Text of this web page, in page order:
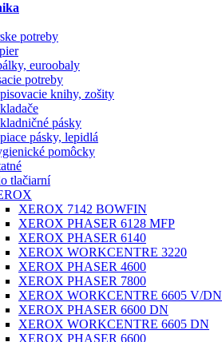
potreby
euroobaly
potreby
knihy, zošity
pásky
pásky, lepidlá
pomôcky
tlačiarní
XEROX 7142 BOWFIN
XEROX PHASER 6128 MFP
XEROX PHASER 6140
XEROX WORKCENTRE 3220
XEROX PHASER 4600
XEROX PHASER 7800
XEROX WORKCENTRE 6605 V/DN
XEROX PHASER 6600 DN
XEROX WORKCENTRE 6605 DN
XEROX PHASER 6600